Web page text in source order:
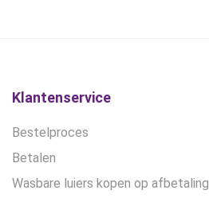
Klantenservice
Bestelproces
Betalen
Wasbare luiers kopen op afbetaling